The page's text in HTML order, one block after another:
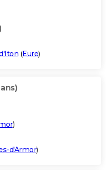
)
(Eure)
)
d'Armor)